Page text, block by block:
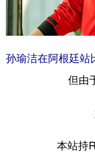
孙瑜洁在阿根廷站
但由
本站持